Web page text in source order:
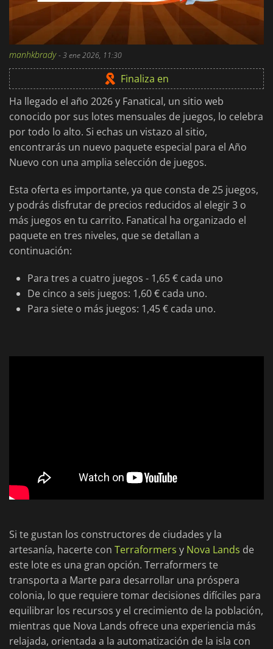
manhkbrady-3 ene 2026, 11:30
Finaliza en
Ha llegado el año 2026 y Fanatical, un sitio web
conocido por sus lotes mensuales de juegos, lo celebra
por todo lo alto. Si echas un vistazo al sitio,
encontrarás un nuevo paquete especial para el Año
Nuevo con una amplia selección de juegos.
Esta oferta es importante, ya que consta de 25 juegos,
y podrás disfrutar de precios reducidos al elegir 3 o
más juegos en tu carrito. Fanatical ha organizado el
paquete en tres niveles, que se detallan a
continuación:
Para tres a cuatro juegos - 1,65 € cada uno
De cinco a seis juegos: 1,60 € cada uno.
Para siete o más juegos: 1,45 € cada uno.
Si te gustan los constructores de ciudades y la
artesanía, hacerte con Terraformers y Nova Lands de
este lote es una gran opción. Terraformers te
transporta a Marte para desarrollar una próspera
colonia, lo que requiere tomar decisiones difíciles para
equilibrar los recursos y el crecimiento de la población,
mientras que Nova Lands ofrece una experiencia más
relajada, orientada a la automatización de la isla con